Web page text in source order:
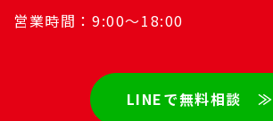
営業時間：9:00～18:00
LINEで無料相談 ≫